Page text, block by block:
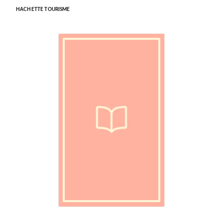
HACHETTE TOURISME